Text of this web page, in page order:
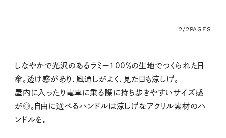
2/2PAGES
しなやかで光沢のあるラミー100％の生地でつくられた日
傘。透け感があり、風通しがよく、見た目も涼しげ。
屋内に入ったり電車に乗る際に持ち歩きやすいサイズ感
が◎。自由に選べるハンドルは涼しげなアクリル素材のハ
ンドルを。